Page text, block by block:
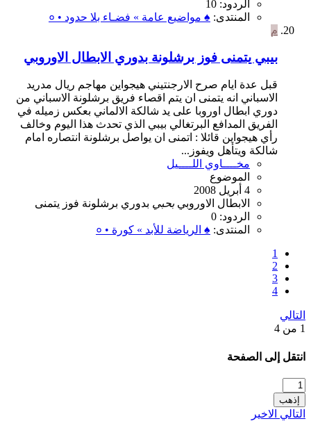
الردود: 10
المنتدى: ♠ مواضيع عامة » فضـاء بلا حدود • ०
م
بيبي يتمنى فوز برشلونة بدوري الابطال الاوروبي
قبل عدة ايام صرح الارجنتيني هيجواين مهاجم ريال مدريد
الاسباني انه يتمنى ان يتم اقصاء فريق برشلونة الاسباني من
دوري ابطال اوروبا على يد شالكة الالماني بعكس زميله في
الفريق المدافع البرتغالي بيبي الذي تحدث هذا اليوم وخالف
رأي هيجواين قائلا : اتمنى ان يواصل برشلونة انتصاره امام
شالكة ويتأهل ويفوز...
مخــــاوي اللــــيل
الموضوع
4 أبريل 2008
الابطال الاوروبيبحبي بدوري برشلونة فوز يتمنى
الردود: 0
المنتدى: ♠ الرياضة للأبد » كورة • ०
1
2
3
4
التالي
1 من 4
انتقل إلى الصفحة
إذهب
التالي الاخير